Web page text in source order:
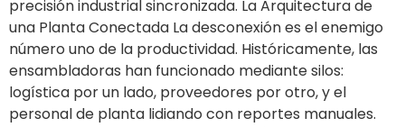
precisión industrial sincronizada. La Arquitectura de
una Planta Conectada La desconexión es el enemigo
número uno de la productividad. Históricamente, las
ensambladoras han funcionado mediante silos:
logística por un lado, proveedores por otro, y el
personal de planta lidiando con reportes manuales.